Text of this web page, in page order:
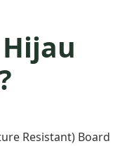
Resistant) Board